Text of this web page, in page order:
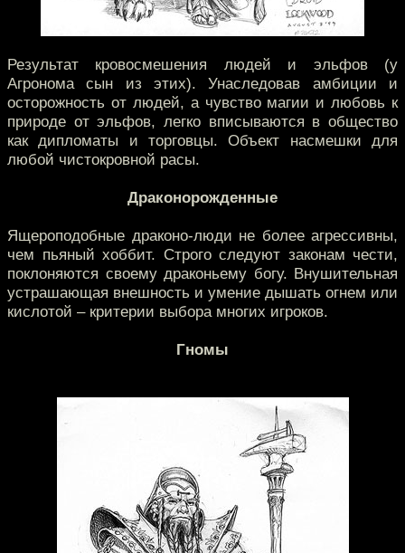
Результат кровосмешения людей и эльфов (у
Агронома сын из этих). Унаследовав амбиции и
осторожность от людей, а чувство магии и любовь к
природе от эльфов, легко вписываются в общество
как дипломаты и торговцы. Объект насмешки для
любой чистокровной расы.
Драконорожденные
Ящероподобные драконо-люди не более агрессивны,
чем пьяный хоббит. Строго следуют законам чести,
поклоняются своему драконьему богу. Внушительная
устрашающая внешность и умение дышать огнем или
кислотой – критерии выбора многих игроков.
Гномы